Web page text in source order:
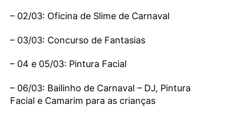
– 02/03: Oficina de Slime de Carnaval
– 03/03: Concurso de Fantasias
– 04 e 05/03: Pintura Facial
– 06/03: Bailinho de Carnaval – DJ, Pintura
Facial e Camarim para as crianças